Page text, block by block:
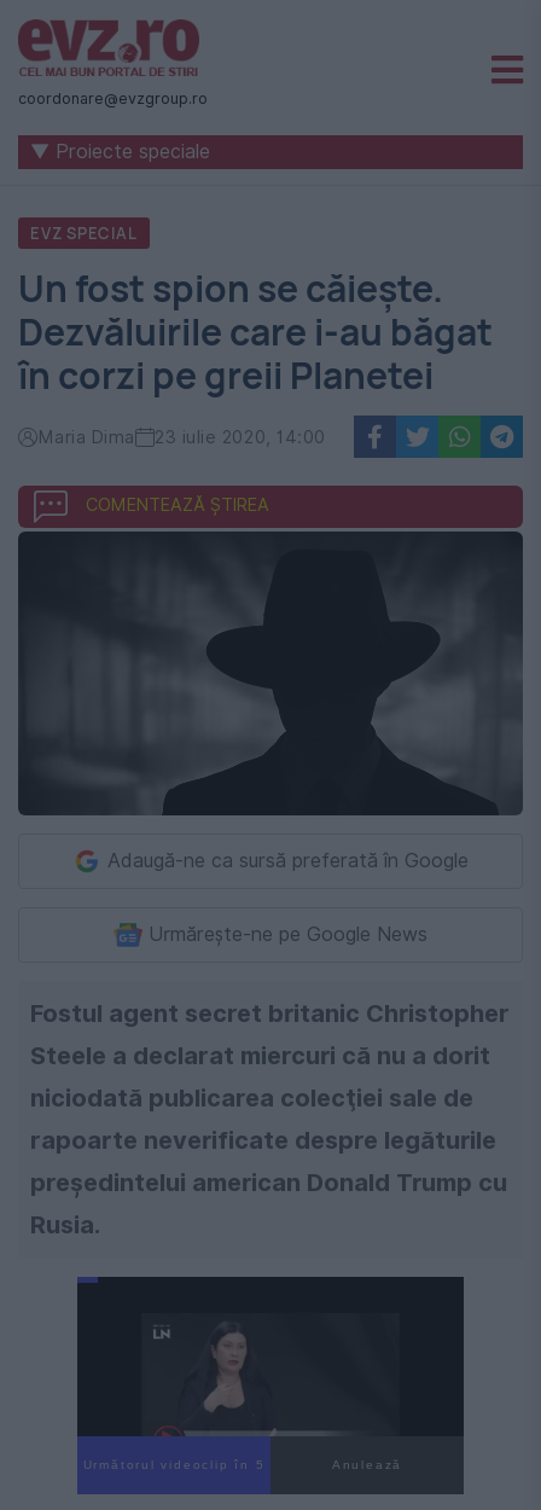
Știri
naționale
internaționale
România
-
Evenimentul
Zilei
coordonare@evzgroup.ro
▼ Proiecte speciale
EVZ SPECIAL
Un fost spion se căiește.
Dezvăluirile care i-au băgat
în corzi pe greii Planetei
Maria Dima 23 iulie 2020, 14:00
COMENTEAZĂ ȘTIREA
Adaugă-ne ca sursă preferată în Google
Urmărește-ne pe Google News
Fostul agent secret britanic Christopher
Steele a declarat miercuri că nu a dorit
niciodată publicarea colecţiei sale de
rapoarte neverificate despre legăturile
preşedintelui american Donald Trump cu
Rusia.
Următorul videoclip în 4 Anulează